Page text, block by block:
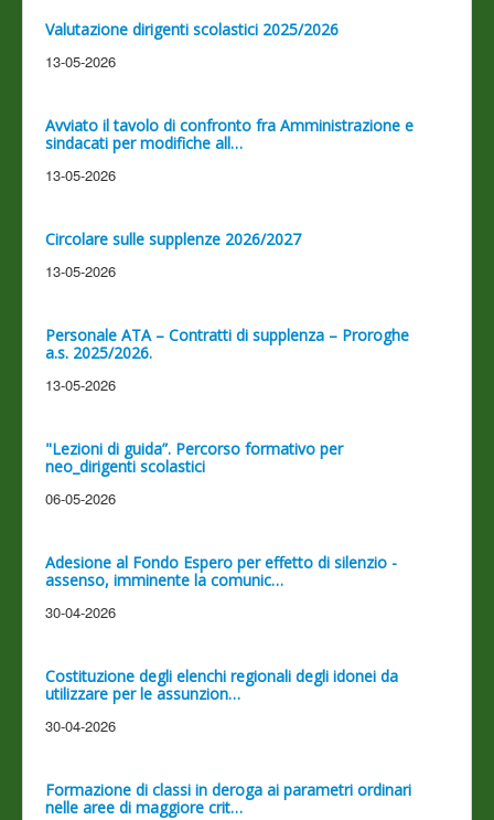
Valutazione dirigenti scolastici 2025/2026
13-05-2026
Avviato il tavolo di confronto fra Amministrazione e
sindacati per modifiche all…
13-05-2026
Circolare sulle supplenze 2026/2027
13-05-2026
Personale ATA – Contratti di supplenza – Proroghe
a.s. 2025/2026.
13-05-2026
"Lezioni di guida”. Percorso formativo per
neo_dirigenti scolastici
06-05-2026
Adesione al Fondo Espero per effetto di silenzio -
assenso, imminente la comunic…
30-04-2026
Costituzione degli elenchi regionali degli idonei da
utilizzare per le assunzion…
30-04-2026
Formazione di classi in deroga ai parametri ordinari
nelle aree di maggiore crit…